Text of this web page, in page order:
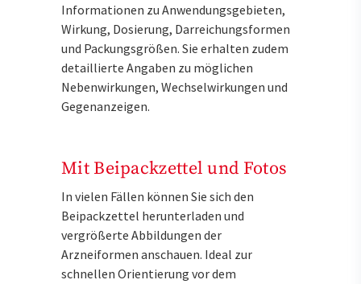
Informationen zu Anwendungsgebieten,
Wirkung, Dosierung, Darreichungsformen
und Packungsgrößen. Sie erhalten zudem
detaillierte Angaben zu möglichen
Nebenwirkungen, Wechselwirkungen und
Gegenanzeigen.
Mit Beipackzettel und Fotos
In vielen Fällen können Sie sich den
Beipackzettel herunterladen und
vergrößerte Abbildungen der
Arzneiformen anschauen. Ideal zur
schnellen Orientierung vor dem